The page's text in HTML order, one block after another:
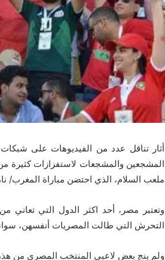
أثار تناقل عدد من الفيديوهات على
المشجعين والمشجعات لاستفزازات
ملعب السلام، الذي احتضن مباراة المغرب/
وتعتبر مصر، أحد اكثر الدول التي
التحرش التي طالت المصريات أنفسهن،
ولم ينج بعض لاعبي المنتخب المصري من هذه